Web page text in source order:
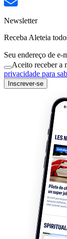
Newsletter
Receba Aleteia
Seu endereço de e-
Aceito receber a
privacidade para
Inscrever-se